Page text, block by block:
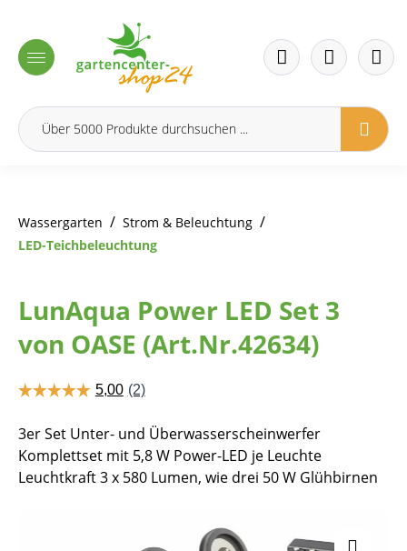
Wassergarten / Strom & Beleuchtung /
LED-Teichbeleuchtung
LunAqua Power LED Set 3
von OASE (Art.Nr.42634)
3er Set Unter- und Überwasserscheinwerfer
Komplettset mit 5,8 W Power-LED je Leuchte
Leuchtkraft 3 x 580 Lumen, wie drei 50 W Glühbirnen